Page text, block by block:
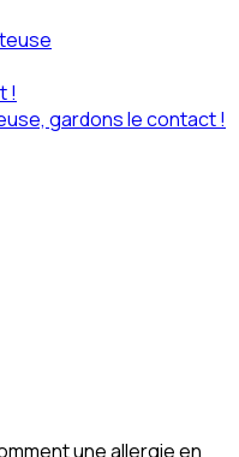
!
gardons le contact !
une allergie en